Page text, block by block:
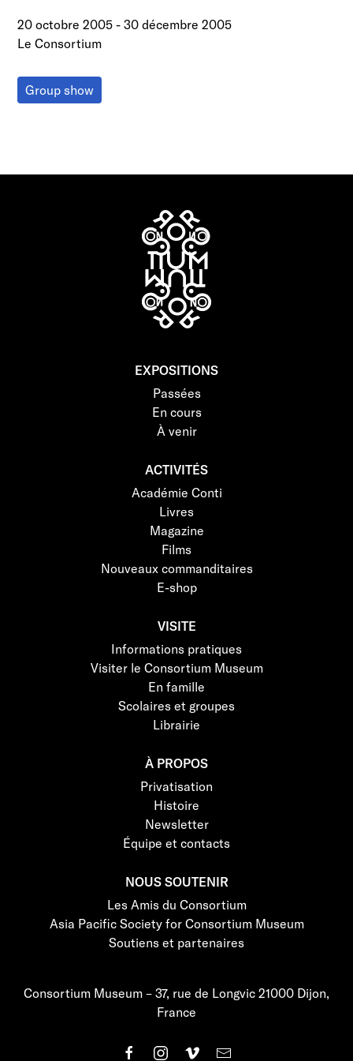
20 octobre 2005 -30 décembre 2005
Le Consortium
Group show
EXPOSITIONS
Passées
En cours
À venir
ACTIVITÉS
Académie Conti
Livres
Magazine
Films
Nouveaux commanditaires
E-shop
VISITE
Informations pratiques
Visiter le Consortium Museum
En famille
Scolaires et groupes
Librairie
À PROPOS
Privatisation
Histoire
Newsletter
Équipe et contacts
NOUS SOUTENIR
Les Amis du Consortium
Asia Pacific Society for Consortium Museum
Soutiens et partenaires
Consortium Museum – 37, rue de Longvic 21000 Dijon,
France